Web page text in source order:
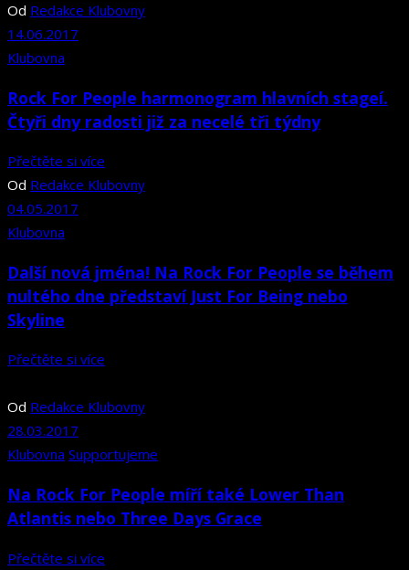
Od Redakce Klubovny
14.06.2017
Klubovna
Rock For People harmonogram hlavních stageí.
Čtyři dny radosti již za necelé tři týdny
Přečtěte si více
Od Redakce Klubovny
04.05.2017
Klubovna
Další nová jména! Na Rock For People se během
nultého dne představí Just For Being nebo
Skyline
Přečtěte si více
Od Redakce Klubovny
28.03.2017
Klubovna Supportujeme
Na Rock For People míří také Lower Than
Atlantis nebo Three Days Grace
Přečtěte si více